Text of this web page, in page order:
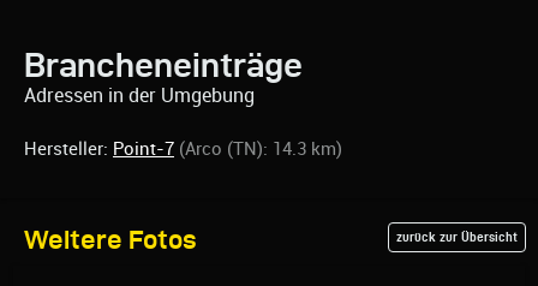
Brancheneinträge
Adressen in der Umgebung
Hersteller: Point-7 (Arco (TN): 14.3 km)
Weitere Fotos zurück zur Übersicht